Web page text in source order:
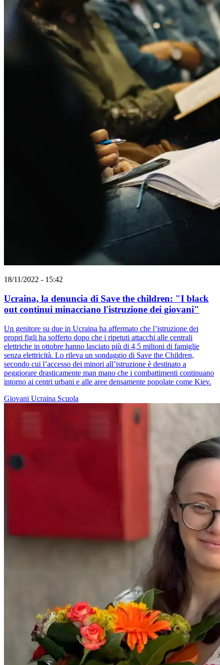
18/11/2022 - 15:42
Ucraina, la denuncia di Save the children: "I black
out continui minacciano l'istruzione dei giovani"
Un genitore su due in Ucraina ha affermato che l’istruzione dei
propri figli ha sofferto dopo che i ripetuti attacchi alle centrali
elettriche in ottobre hanno lasciato più di 4,5 milioni di famiglie
senza elettricità. Lo rileva un sondaggio di Save the Children,
secondo cui l’accesso dei minori all’istruzione è destinato a
peggiorare drasticamente man mano che i combattimenti continuano
intorno ai centri urbani e alle aree densamente popolate come Kiev.
Giovani Ucraina Scuola